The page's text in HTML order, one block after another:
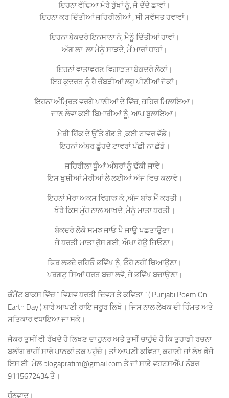
ਇਹਨਾ ਵੱਢਿਆ ਮੇਰੇ ਰੁੱਖਾਂ ਨੂੰ, ਜੋ ਦੇਂਦੇ ਛਾਵਾਂ।
ਇਹਨਾ ਕਰ ਦਿੱਤੀਆਂ ਜ਼ਹਿਰੀਲੀਆਂ , ਸੀ ਸਵੱਸਤ ਹਵਾਵਾਂ।
ਇਹਨਾ ਬੇਕਦਰੇ ਇਨਸਾਨਾ ਨੇ, ਮੈਨੂੰ ਦਿੱਤੀਆਂ ਹਾਵਾਂ।
ਅੱਗ ਲਾ-ਲਾ ਮੈਨੂੰ ਸਾੜਦੇ, ਮੈਂ ਮਾਰਾਂ ਧਾਹਾਂ।
ਇਹਨਾਂ ਵਾਤਾਵਰਣ ਵਿਗਾੜਤਾ ਬੇਕਦਰੇ ਲੋਕਾਂ।
ਇਹ ਕੁਦਰਤ ਨੂੰ ਹੈ ਚੰਬੜੀਆਂ ਲਹੂ ਪੀਣੀਆਂ ਜੋਕਾਂ।
ਇਹਨਾ ਅੰਮ੍ਰਿਤ ਵਰਗੇ ਪਾਣੀਆਂ ਦੇ ਵਿੱਚ, ਜ਼ਹਿਰ ਮਿਲਾਇਆ।
ਜਾਣ ਲੇਵਾ ਕਈ ਬਿਮਾਰੀਆਂ ਨੂੰ, ਆਪ ਬੁਲਾਇਆ।
ਮੇਰੀ ਹਿੱਕ ਦੇ ਉੱਤੇ ਗੱਡ ਤੇ ,ਕਈ ਟਾਵਰ ਵੱਡੇ।
ਇਹਨਾਂ ਅੰਬਰ ਛੂੰਹਦੇ ਟਾਵਰਾਂ ਪੰਛੀ ਨਾ ਛੱਡੇ।
ਜ਼ਹਿਰੀਲਾ ਧੂੰਆਂ ਅੰਬਰਾਂ ਨੂੰ ਢੱਕੀ ਜਾਵੇ।
ਇਸ ਖੁਸ਼ੀਆਂ ਮੇਰੀਆਂ ਲੈ ਲਈਆਂ ਅੱਜ ਵਿਚ ਕਲਾਵੇ।
ਇਹਨਾਂ ਮੇਰਾ ਅਕਸ ਵਿਗਾੜ ਕੇ ,ਅੱਜ ਬਾਂਝ ਮੈਂ ਕਰਤੀ।
ਖੌਰੇ ਕਿਸ ਮੂੰਹ ਨਾਲ ਆਖਦੇ ,ਮੈਨੂੰ ਮਾਤਾ ਧਰਤੀ।
ਬੇਕਦਰੇ ਲੋਕੋ ਸਮਝ ਜਾਓ ਪੈ ਜਾਉ ਪਛਤਾਉਣਾ।
ਜੇ ਧਰਤੀ ਮਾਤਾ ਰੁੱਸ ਗਈ, ਔਖਾ ਹੋਊ ਜਿਓਣਾ।
ਫਿਰ ਲਭਦੇ ਰਹਿਓ ਭਵਿੱਖ ਨੂੰ, ਓਹੋ ਨਹੀਂ ਥਿਆਉਣਾ।
ਪਰਗਟੁ ਸਿਆਂ ਧਰਤ ਬਚਾ ਲਵੋ, ਜੇ ਭਵਿੱਖ ਬਚਾਉਣਾ।
ਕੰਮੈਂਟ ਬਾਕਸ ਵਿੱਚ ” ਵਿਸ਼ਵ ਧਰਤੀ ਦਿਵਸ ਤੇ ਕਵਿਤਾ ” ( Punjabi Poem On
Earth Day ) ਬਾਰੇ ਆਪਣੀ ਰਾਇ ਜਰੂਰ ਲਿਖੋ। ਜਿਸ ਨਾਲ ਲੇਖਕ ਦੀ ਹਿੰਮਤ ਅਤੇ
ਸਤਿਕਾਰ ਵਧਾਇਆ ਜਾ ਸਕੇ।
ਜੇਕਰ ਤੁਸੀਂ ਵੀ ਰੱਖਦੇ ਹੋ ਲਿਖਣ ਦਾ ਹੁਨਰ ਅਤੇ ਤੁਸੀਂ ਚਾਹੁੰਦੇ ਹੋ ਕਿ ਤੁਹਾਡੀ ਰਚਨਾ
ਬਲਾੱਗ ਰਾਹੀਂ ਸਾਰੇ ਪਾਠਕਾਂ ਤਕ ਪਹੁੰਚੇ। ਤਾਂ ਆਪਣੀ ਕਵਿਤਾ, ਕਹਾਣੀ ਜਾਂ ਲੇਖ ਭੇਜੋ
ਇਸ ਈ-ਮੇਲ blogapratim@gmail.com ਤੇ ਜਾਂ ਸਾਡੇ ਵਹਟਸਐੱਪ ਨੰਬਰ
9115672434 ਤੇ।
ਧੰਨਵਾਦ।